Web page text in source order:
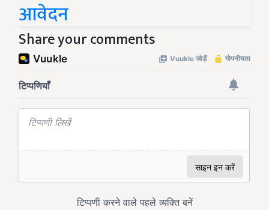
आवेदन
Share your comments